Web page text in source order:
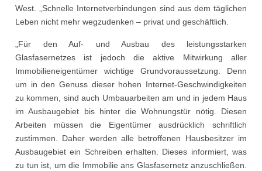
West. „Schnelle Internetverbindungen sind aus dem täglichen
Leben nicht mehr wegzudenken – privat und geschäftlich.
„Für den Auf- und Ausbau des leistungsstarken
Glasfasernetzes ist jedoch die aktive Mitwirkung aller
Immobilieneigentümer wichtige Grundvoraussetzung: Denn
um in den Genuss dieser hohen Internet-Geschwindigkeiten
zu kommen, sind auch Umbauarbeiten am und in jedem Haus
im Ausbaugebiet bis hinter die Wohnungstür nötig. Diesen
Arbeiten müssen die Eigentümer ausdrücklich schriftlich
zustimmen. Daher werden alle betroffenen Hausbesitzer im
Ausbaugebiet ein Schreiben erhalten. Dieses informiert, was
zu tun ist, um die Immobilie ans Glasfasernetz anzuschließen.